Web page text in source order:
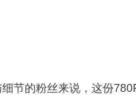
节的粉丝来说，这份